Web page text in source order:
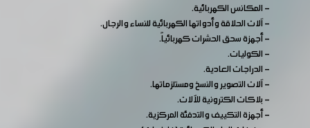
- المكانس الكهربائية.
- آلات الحلاقة وأدواتها الكهربائية للنساء والرجال.
- أجهزة سحق الحشرات كهربائياً.
- الكوليات.
- الدراجات العادية.
- آلات التصوير والنسخ ومستلزماتها.
- بلاكات الكترونية للآلات.
- أجهزة التكييف والتدفئة المركزية.